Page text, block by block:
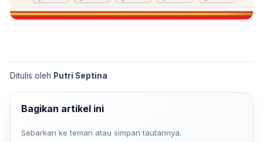
Ditulis oleh Putri Septina
Bagikan artikel ini
Sebarkan ke teman atau simpan tautannya.